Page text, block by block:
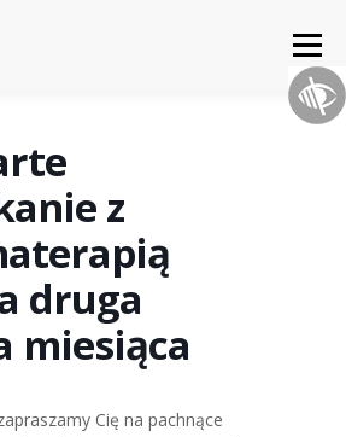
Menu
KONTAKT
z
druga
miesiąca
Cię na pachnące